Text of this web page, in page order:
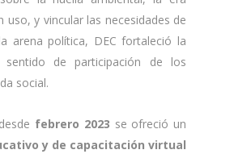
uso, y vincular las necesidades de
arena política, DEC fortaleció la
de participación de los
social.
febrero 2023 se ofreció un
y de capacitación virtual